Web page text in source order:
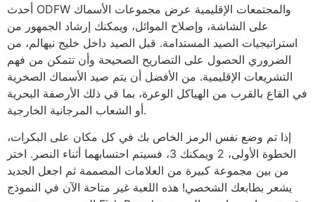
أحدث ODFW والمجتمعات الإقليمية عرض مجموعات الأسماك
على الشاشة، وإصلاح الموائل، ويمكنك إرشاد الجمهور من
استراتيجيات الصيد المستدامة. قبل الصيد داخل خليج نيهالم، من
الضروري الحصول على التصاريح الصحيحة وأن تتمكن من فهم
التشريعات الإقليمية. من الأفضل أن يتم صيد الأسماك الصخرية
في القاع بالقرب من الهياكل الوعرة، بما في ذلك الأرصفة البحرية
أو الشعاب المرجانية الخارجية.
إذا تم وضع نفس الرمز الخاص بك في كل مكان على البكرات،
الخطوة الأولى، 2 ويمكنك 3، فسيتم احتسابهما أثناء النصر. اختر
من بين مجموعة كبيرة من العلامات المصممة ثم اجعل الجديد
يشعر بطابعك الشخصي! هذه اللعبة غير متاحة الآن في النموذج